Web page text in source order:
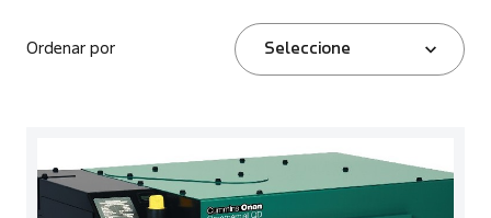
Ordenar por Seleccione